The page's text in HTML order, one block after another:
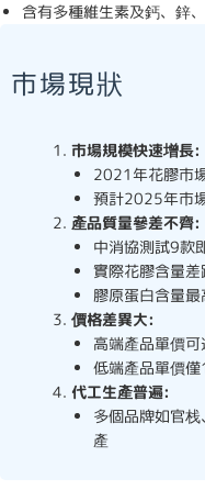
含有多種維生素及鈣、鋅
市場現狀
市場規模快速增長:
2021年花膠市
預計2025年市
產品質量參差不齊:
中消協測試9款
實際花膠含量
膠原蛋白含量
價格差異大:
高端產品單價
低端產品單價
代工生產普遍:
多個品牌如官
產